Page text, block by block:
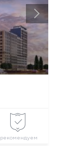
рекомендуем